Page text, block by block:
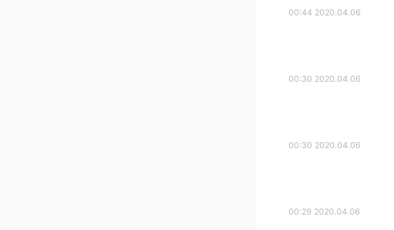
2020.04.06 00:44
2020.04.06 00:30
2020.04.06 00:30
2020.04.06 00:29